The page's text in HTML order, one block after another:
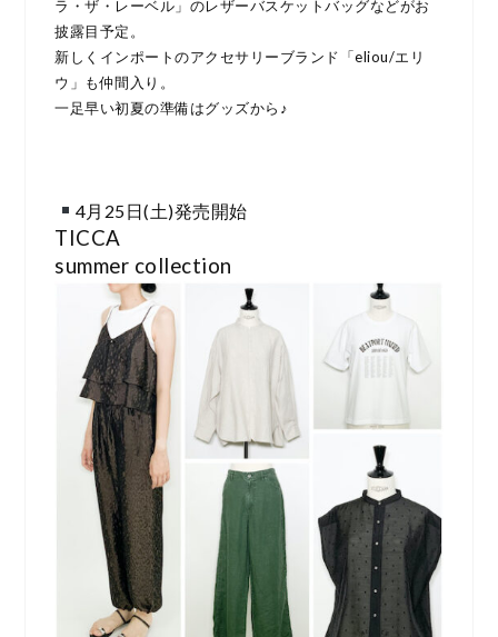
ラ・ザ・レーベル」のレザーバスケットバッグなどがお
披露目予定。
新しくインポートのアクセサリーブランド「eliou/エリ
ウ」も仲間入り。
一足早い初夏の準備はグッズから♪
4月25日(土)発売開始
TICCA
summer collection